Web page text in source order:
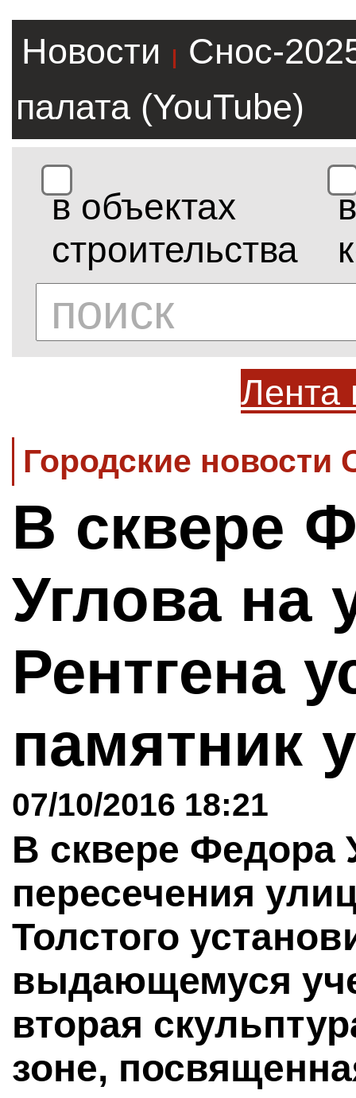
Новости |
Снос-
палата (YouTube)
в объектах
строительства
в
Лента
Городские новости
В сквере
Углова на
Рентгена
памятник
07/10/2016 18:21
В сквере Федора
пересечения
Толстого
выдающемуся
вторая
зоне,